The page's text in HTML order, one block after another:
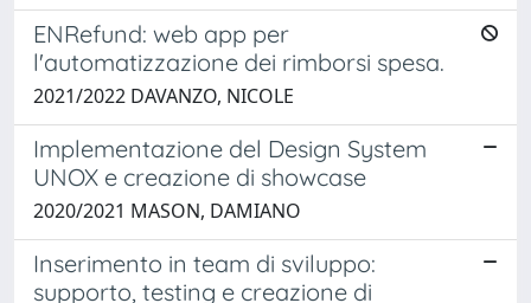
ENRefund: web app per
l'automatizzazione dei rimborsi spesa.
2021/2022 DAVANZO, NICOLE
Implementazione del Design System
UNOX e creazione di showcase
2020/2021 MASON, DAMIANO
Inserimento in team di sviluppo:
supporto, testing e creazione di